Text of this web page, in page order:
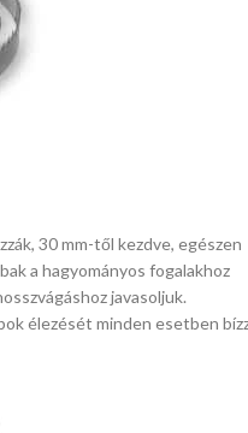
30 mm-től kezdve, egészen
a hagyományos fogalakhoz
javasoljuk.
élezését minden esetben